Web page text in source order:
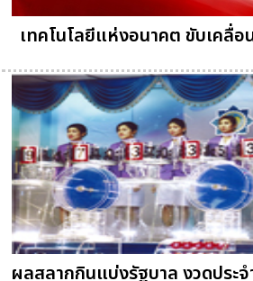
เทคโนโลยีแห่งอนาคต ขับเคลื่
ผลสลากกินแบ่งรัฐบาล งวดประ